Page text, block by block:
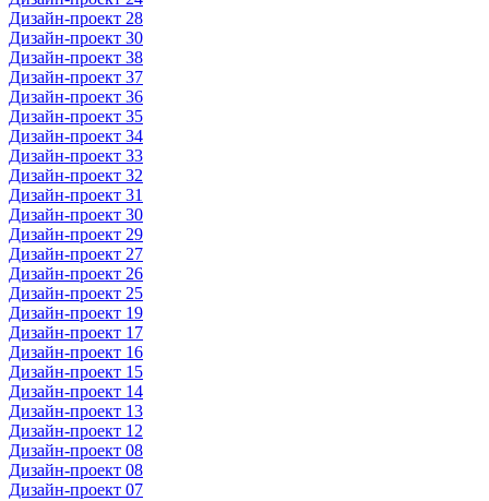
Дизайн-проект 28
Дизайн-проект 30
Дизайн-проект 38
Дизайн-проект 37
Дизайн-проект 36
Дизайн-проект 35
Дизайн-проект 34
Дизайн-проект 33
Дизайн-проект 32
Дизайн-проект 31
Дизайн-проект 30
Дизайн-проект 29
Дизайн-проект 27
Дизайн-проект 26
Дизайн-проект 25
Дизайн-проект 19
Дизайн-проект 17
Дизайн-проект 16
Дизайн-проект 15
Дизайн-проект 14
Дизайн-проект 13
Дизайн-проект 12
Дизайн-проект 08
Дизайн-проект 08
Дизайн-проект 07